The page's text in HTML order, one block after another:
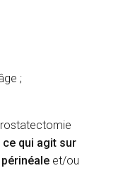
;
qui agit sur
périnéale et/ou